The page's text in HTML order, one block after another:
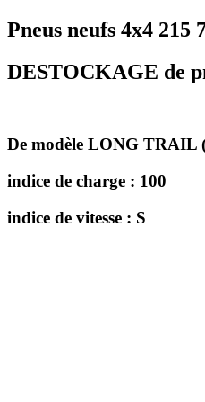
Pneus neufs 4x4 215
DESTOCKAGE de
De modèle LONG TRAIL
indice de charge : 100
indice de vitesse : S